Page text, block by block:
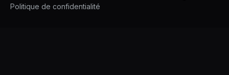
Politique de confidentialité